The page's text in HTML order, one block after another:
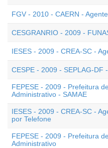
FGV - 2010 - CAERN -
CESGRANRIO - 2009 -
IESES - 2009 - CREA-SC -
CESPE - 2009 - SEPLAG-DF
FEPESE - 2009 - Prefeitura
Administrativo - SAMAE
IESES - 2009 - CREA-SC -
por Telefone
FEPESE - 2009 - Prefeitura
Administrativo